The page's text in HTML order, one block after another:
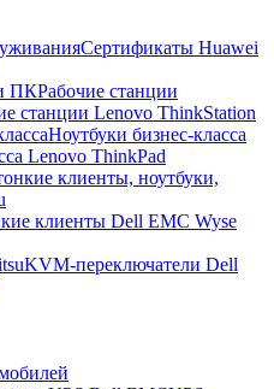
Сертификаты Huawei
ПКРабочие станции
станции Lenovo ThinkStation
Ноутбуки бизнес-класса
Lenovo ThinkPad
клиенты, ноутбуки,
клиенты Dell EMC Wyse
KVM-переключатели Dell